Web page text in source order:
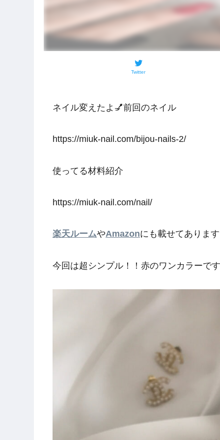
Twitter
ネイル変えたよ💅前回のネイル
https://miuk-nail.com/bijou-nails-2/
使ってる材料紹介
https://miuk-nail.com/nail/
楽天ルームやAmazonにも載せてあります
今回は超シンプル！！赤のワンカラーで